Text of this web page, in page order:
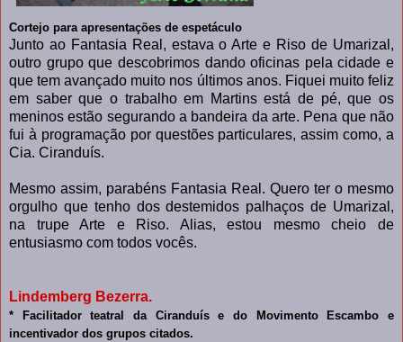
Cortejo para apresentações de espetáculo
Junto ao Fantasia Real, estava o Arte e Riso de Umarizal,
outro grupo que descobrimos dando oficinas pela cidade e
que tem avançado muito nos últimos anos. Fiquei muito feliz
em saber que o trabalho em Martins está de pé, que os
meninos estão segurando a bandeira da arte. Pena que não
fui à programação por questões particulares, assim como, a
Cia. Ciranduís.
Mesmo assim, parabéns Fantasia Real. Quero ter o mesmo
orgulho que tenho dos destemidos palhaços de Umarizal,
na trupe Arte e Riso. Alias, estou mesmo cheio de
entusiasmo com todos vocês.
Lindemberg Bezerra.
* Facilitador teatral da Ciranduís e do Movimento Escambo e
incentivador dos grupos citados.